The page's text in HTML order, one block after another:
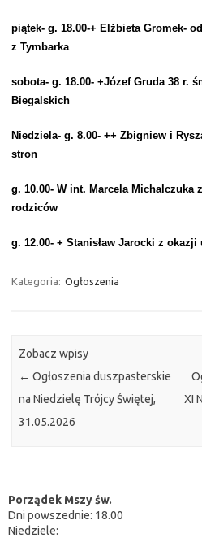
piątek- g. 18.00-+ Elżbieta Gromek-
z Tymbarka
sobota- g. 18.00- +Józef Gruda 38 r.
Biegalskich
Niedziela- g. 8.00- ++ Zbigniew i
stron
g. 10.00- W int. Marcela Michalczuka
rodziców
g. 12.00- + Stanisław Jarocki z
Kategoria: Ogłoszenia
Zobacz wpisy
← Ogłoszenia duszpasterskie
na Niedzielę Trójcy Świętej,
31.05.2026
XI
Porządek Mszy św.
Dni powszednie: 18.00
Niedziele: